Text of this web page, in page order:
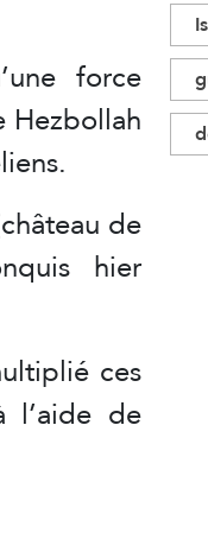
force
Hezbollah
de
hier
ces
l’aide de